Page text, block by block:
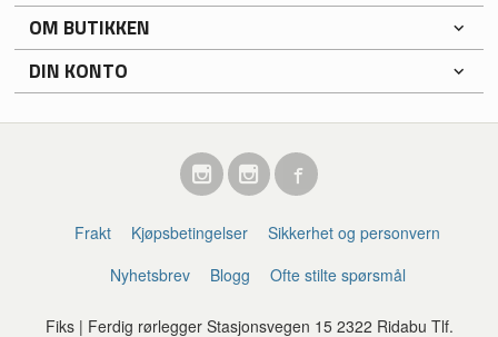
OM BUTIKKEN
DIN KONTO
Frakt Kjøpsbetingelser
Sikkerhet og personvern
Nyhetsbrev
Blogg Ofte stilte spørsmål
Fiks | Ferdig rørlegger Stasjonsvegen 15 2322 Ridabu Tlf.